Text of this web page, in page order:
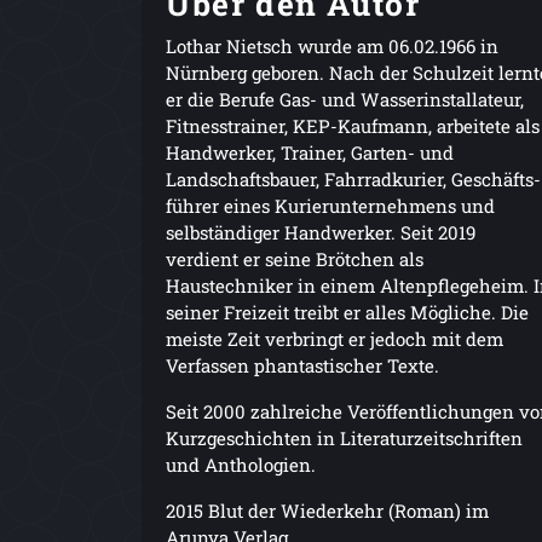
Lothar Nietsch wurde am 06.02.1966 in
Nürnberg geboren. Nach der Schulzeit
er die Berufe Gas- und Wasserinstallateur,
Fitnesstrainer, KEP-Kaufmann, arbeitete als
Handwerker, Trainer, Garten- und
Landschaftsbauer, Fahrradkurier, Geschäfts-
führer eines Kurierunternehmens und
selbständiger Handwerker. Seit 2019
verdient er seine Brötchen als
Haustechniker in einem Altenpflegeheim.
seiner Freizeit treibt er alles Mögliche. Die
meiste Zeit verbringt er jedoch mit dem
Verfassen phantastischer Texte.
Seit 2000 zahlreiche Veröffentlichungen
Kurzgeschichten in Literaturzeitschriften
und Anthologien.
2015 Blut der Wiederkehr (Roman) im
Arunya Verlag.